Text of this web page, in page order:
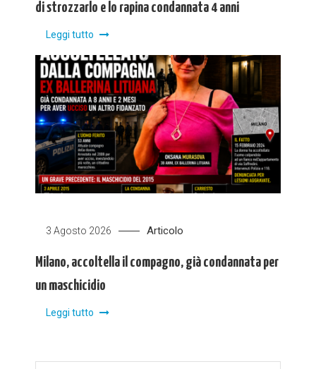
di strozzarlo e lo rapina condannata 4 anni
Leggi tutto
3 Agosto 2026 Articolo
Milano, accoltella il compagno, già condannata per
un maschicidio
Leggi tutto